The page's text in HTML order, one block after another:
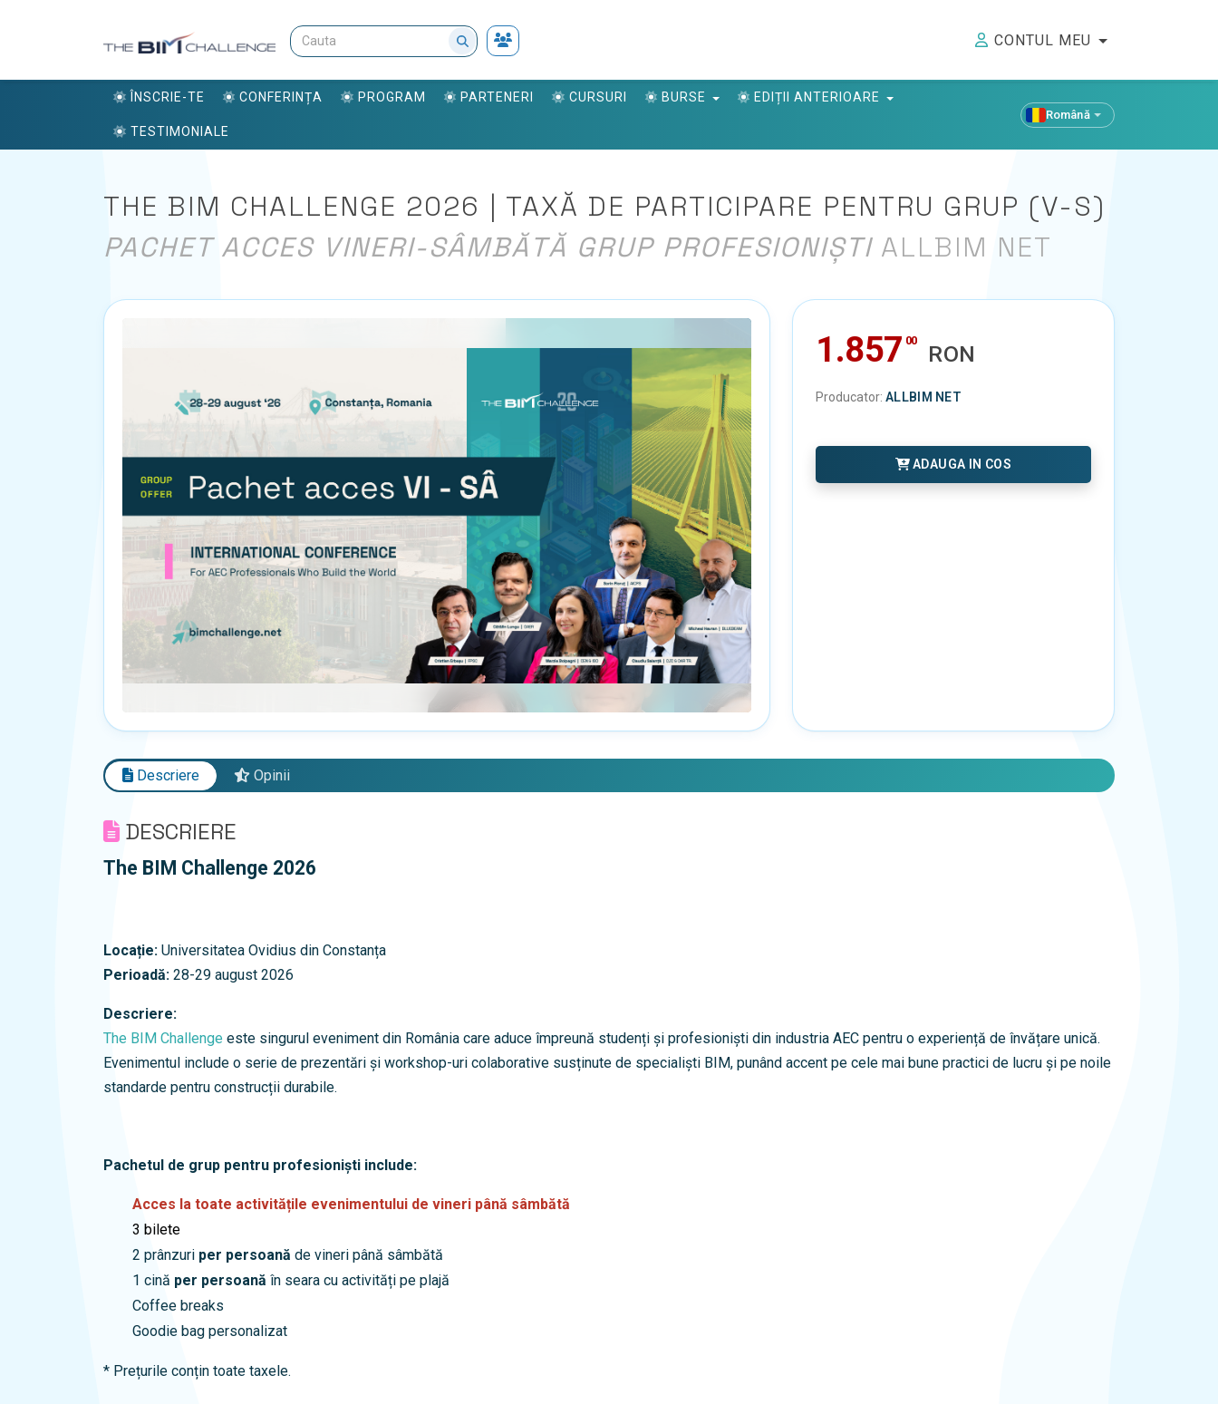
CONTUL MEU
ÎNSCRIE-TE CONFERINȚA PROGRAM PARTENERI CURSURI BURSE EDIȚII ANTERIOARE
TESTIMONIALE
Română
THE BIM CHALLENGE 2026 | TAXĂ DE PARTICIPARE PENTRU GRUP (V-S)
PACHET ACCES VINERI-SÂMBĂTĂ GRUP PROFESIONIȘTI ALLBIM NET
1.857 00
RON
Producator: ALLBIM NET
ADAUGA IN COS
Descriere Opinii
DESCRIERE
The BIM Challenge 2026
Locație: Universitatea Ovidius din Constanța
Perioadă: 28-29 august 2026
Descriere:
The BIM Challenge este singurul eveniment din România care aduce împreună studenți și profesioniști din industria AEC pentru o experiență de învățare unică.
Evenimentul include o serie de prezentări și workshop-uri colaborative susținute de specialiști BIM, punând accent pe cele mai bune practici de lucru și pe noile
standarde pentru construcții durabile.
Pachetul de grup pentru profesioniști include:
Acces la toate activitățile evenimentului de vineri până sâmbătă
3 bilete
2 prânzuri per persoană de vineri până sâmbătă
1 cină per persoană în seara cu activități pe plajă
Coffee breaks
Goodie bag personalizat
* Prețurile conțin toate taxele.